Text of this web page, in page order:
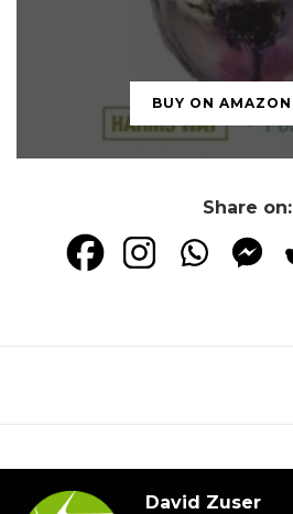
...
BUY ON AMAZON
Share on:
David Zuser